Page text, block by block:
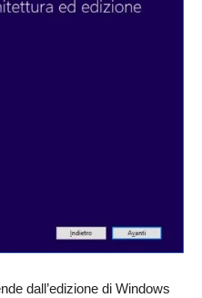
dall’edizione di Windows